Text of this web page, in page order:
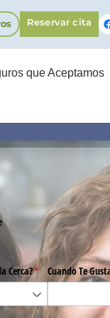
Reservar cita
que Aceptamos